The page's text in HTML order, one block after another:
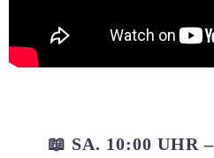
📖 SA. 10:00 UHR